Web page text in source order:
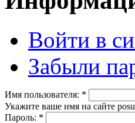
Войти в
Забыли
Имя пользователя: *
Укажите ваше имя на сайте
Пароль: *